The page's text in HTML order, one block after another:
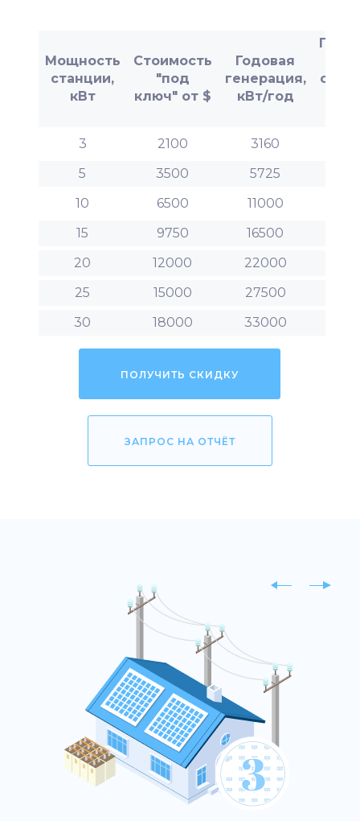
Мощность
станции,
кВт
Стоимость
"под
ключ" от $
Годовая
генерация,
кВт/год
3
2100 3160
5
3500 5725
10
6500 11000
15
9750 16500
20
12000 22000
25
15000 27500
30
18000 33000
ПОЛУЧИТЬ СКИДКУ
ЗАПРОС НА ОТЧЁТ